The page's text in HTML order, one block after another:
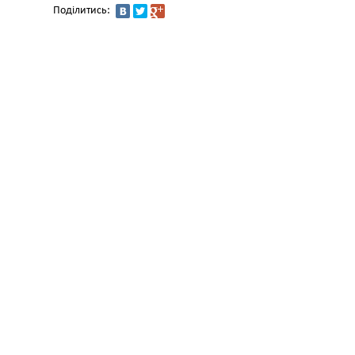
Поділитись: